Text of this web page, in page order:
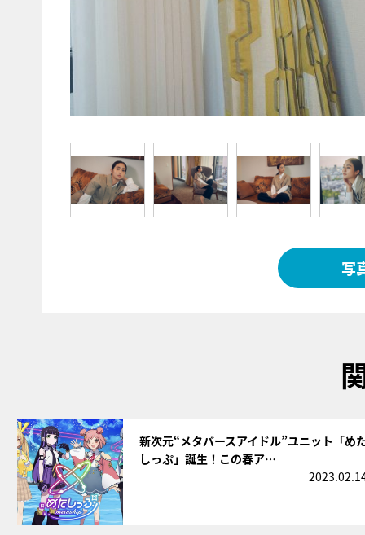
写
新次元“メタバースアイドル”ユニット「め
しっぷ」誕生！この春ア…